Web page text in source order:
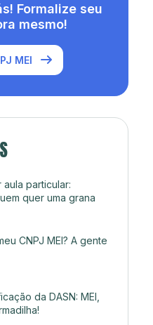
Formalize seu
mesmo!
MEI
particular:
quer uma grana
CNPJ MEI? A gente
da DASN: MEI,